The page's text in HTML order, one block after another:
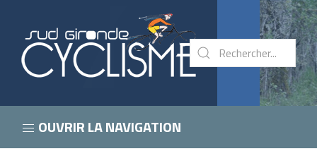
OUVRIR LA NAVIGATION